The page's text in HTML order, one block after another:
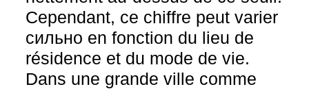
Cependant, ce chiffre peut varier
сильно en fonction du lieu de
résidence et du mode de vie.
Dans une grande ville comme